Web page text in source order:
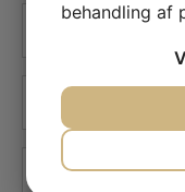
Telefon
*
behandling af